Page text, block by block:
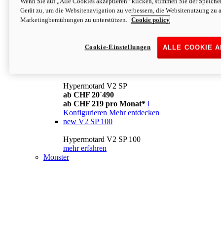
Konfigurieren Mehr entdecken
newV2
ab CHF 169 pro Monat* i
Mehr entdecken
Hypermotard V2 SP
ab CHF 20´490
ab CHF 219 pro Monat* i
Konfigurieren Mehr entdecken
new V2 SP 100
Hypermotard V2 SP 100
mehr erfahren
Monster
Gerät zu, um die Websitenavigation zu verbessern, die Websitenutzung zu
Marketingbemühungen zu unterstützen.
Cookie policy
ALLE COOKIE
Cookie-Einstellungen